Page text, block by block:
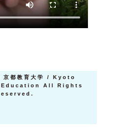
京都教育大学 / Kyoto
All Rights